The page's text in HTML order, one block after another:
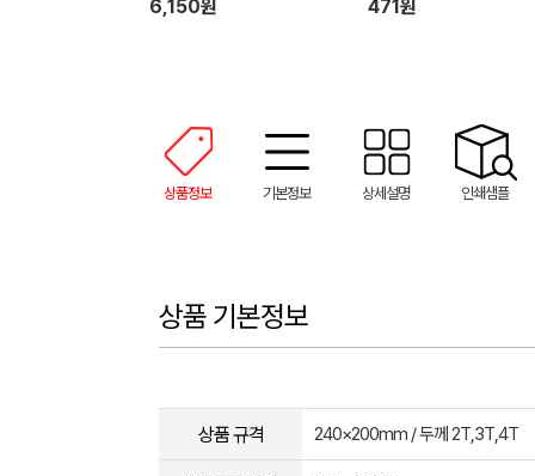
6,150원 471원
상품정보 기본정보 상세설명 인쇄샘플
상품 기본정보
상품 규격 240×200mm / 두께 2T,3T,4T